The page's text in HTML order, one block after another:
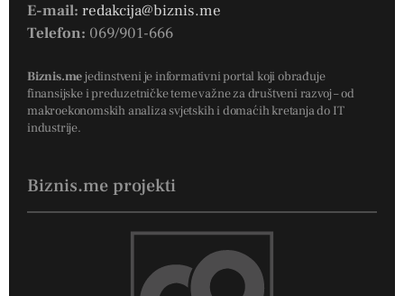
E-mail: redakcija@biznis.me
Telefon: 069/901-666
Biznis.mejedinstveni je informativni portal koji obrađuje
finansijske i preduzetničke teme važne za društveni razvoj – od
makroekonomskih analiza svjetskih i domaćih kretanja do IT
industrije.
Biznis.me projekti